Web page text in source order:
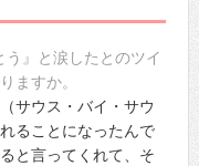
』と涙したとのツイ
ますか。
サウス・バイ・サウ
ることになったんで
と言ってくれて、そ